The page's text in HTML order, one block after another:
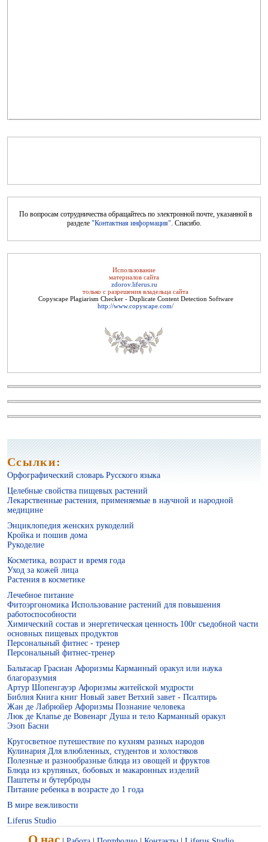
Целебные свойства пищевых растений
Цветущая косметика
Уход за кожей лица
Справочник по лечебному питанию
По вопросам сотрудничества обращайтесь по электронной почте, указанной в
разделе "Контактная информация". Спасибо.
Использование
материалов сайта
zdorov.liferus.ru
только с разрешения владельца сайта
Copyscape Plagiarism Checker - Duplicate Content Detection Software
http://www.copyscape.com/
Ссылки:
Орфографический словарь Русского языка
Целебные свойства пищевых растений
Лекарственные растения, применяемые в научной и народной
медицине
Энциклопедия женских рукоделий
Кройка и пошив дома
Рукоделие
Косметика, возраст и время года
Уход за кожей лица
Растения в косметике
Лечебное питание
Фитоэргономика Использование растений для повышения
работоспособности
Химический состав и энергетическая ценность 100г съедобной части
основных пищевых продуктов
Персональный фитнес - тренер
Персональный фитнес-тренер
Бальтасар Грасиан Афоризмы Карманный оракул или наука
благоразумия
Артур Шопенгауэр Афоризмы житейской мудрости
Библия Книга книг Новый завет Ветхий завет - Псалтирь
Жан де Лабрюйер Афоризмы Познание человека
Люк де Клапье де Вовенарг Душа и тело Карманный оракул
Эзоп Басни
Кругосветное путешествие по кухням разных народов
Кулинария Для влюбленных, студентов и холостяков
Полезные и разнообразные блюда из овощей и фруктов
Блюда из крупяных, бобовых и макаронных изделий
Паштеты и бутерброды
Питание ребенка в возрасте до 1 года
В мире вежливости
Liferus Studio